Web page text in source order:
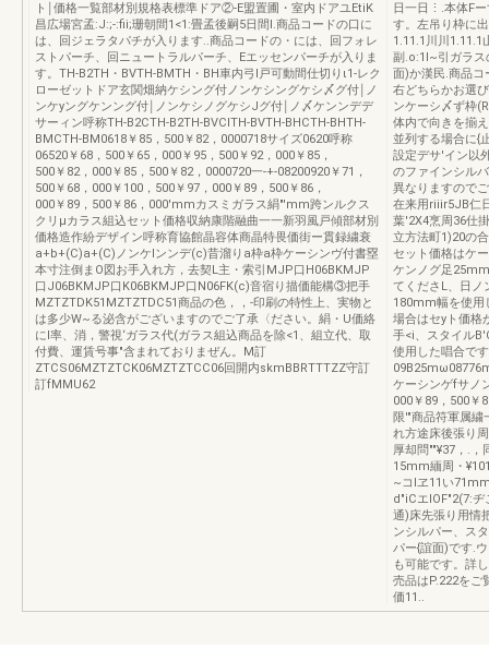
ト￨価格一覧部材別規格表標準ドア②-E盟置圃・室内ドアユEtiK
昌広場宮孟:J:;-:fii;珊朝間1<1:畳孟後嗣5日間l.商品コードの口に
は、回ジェラタパチが入ります..商品コードの・には、回フォレ
ストパーチ、回ニュートラルパーチ、Eエッセンパーチが入りま
す。TH-B2TH・BVTH-BMTH・BH車内弓l戸可動間仕切りι1-レク
ローゼットドア玄関畑納ケシング付ノンケシングケシ〆グ付￨ノ
ンケyングケンング付￨ノンケシノグケシJグ付￨ノ〆ケンンデデ
サーィン呼称TH-B2CTH-B2TH-BVCITH-BVTH-BHCTH-BHTH-
BMCTH-BM0618￥85，500￥82，0000718サイズ0620呼称
06520￥68，500￥65，000￥95，500￥92，000￥85，
500￥82，000￥85，500￥82，0000720一-+-08200920￥71，
500￥68，000￥100，500￥97，000￥89，500￥86，
000￥89，500￥86，000'mmカスミガラス絹"'mm跨ンルクス
クリμカラス組込セット価格収納康階融曲一一新羽風戸傾部材別
価格造作紛デザイン呼称育協館晶容体商晶特畏価街ー貫録繍衰
a+b+(C)a+(C)ノンケlンンデ(c)昔溜りa枠a枠ケーシンヴ付書塁
本寸注倒まO図お手入れ方，去契L主・索引MJP口H06BKMJP
口J06BKMJP口K06BKMJP口N06FK(c)音宿り描価能構③把手
MZTZTDK51MZTZTDC51商品の色，，-印刷の特性上、実物と
は多少W~る泌含がございますのでご了承〈ださい。絹・U価絡
にl率、消，警視‘ガラス代(ガラス組込商品を除<1、組立代、取
付費、運賃号事"含まれておりまぜん。M訂
ZTCS06MZTZTCK06MZTZTCC06回開内skmBBRTTTZZ守訂
訂fMMU62
日一日⋮.本体F
す。左吊り枠に
1.11.1川川1.11.1
副.o:1I~引ガラス
面)か漢民.商品
右どちらかお選
ンケーシ〆ず枠
体内で向きを揃
並列する場合に{
設定デサ'イン以
のファインシル
異なりますので
在来用riiir5JB仁
葉'2X4烹周36仕
立方法町1)20の
セット価格はケ
ケンノグ足
てくださL、日ノ
180mm幅を使用
場合はセyト価格
手<i、スタイル
使用した唱合で
ケーシンゲfサノ
000￥89，500￥
限'"商品符軍属
れ方途床後張り
厚却問""¥37，.
15mm緬周・
~コlヱ11い
d"iCエlOF"2(7:ヂ
通)床先張り用情
ンシルパー、ス
パー{誼面)です.
も可能です。詳
売品はP.222をご
価11..